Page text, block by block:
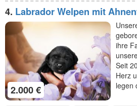
4. Labrador Welpen mit
2.000 €
ihre
Seit
Herz
legen